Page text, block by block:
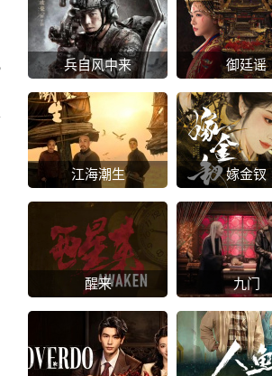
兵自风中来 御廷谣
江海潮生 嫁金钗
醒来 九门